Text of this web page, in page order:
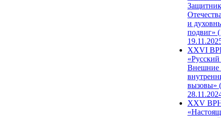
и
подвиг»
XXVI
Внешние
вызовы»
XXV